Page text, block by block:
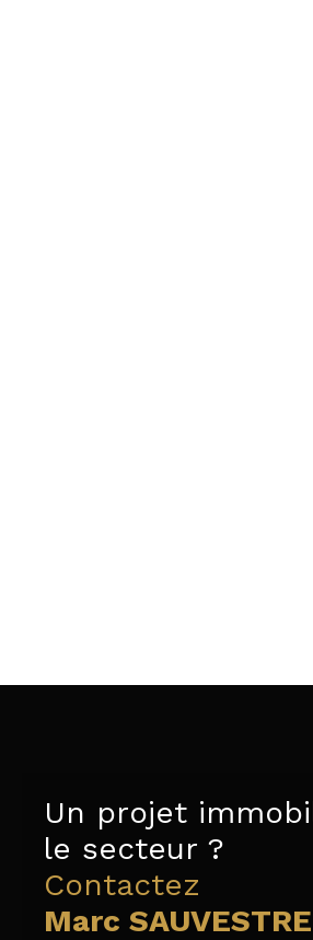
Un projet
le secteur ?
Contactez
Marc SAUVESTRE